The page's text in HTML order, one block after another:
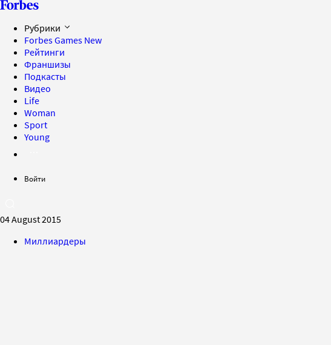
Рубрики
Forbes Games New
Рейтинги
Франшизы
Подкасты
Видео
Life
Woman
Sport
Young
Войти
04 August 2015
Миллиардеры